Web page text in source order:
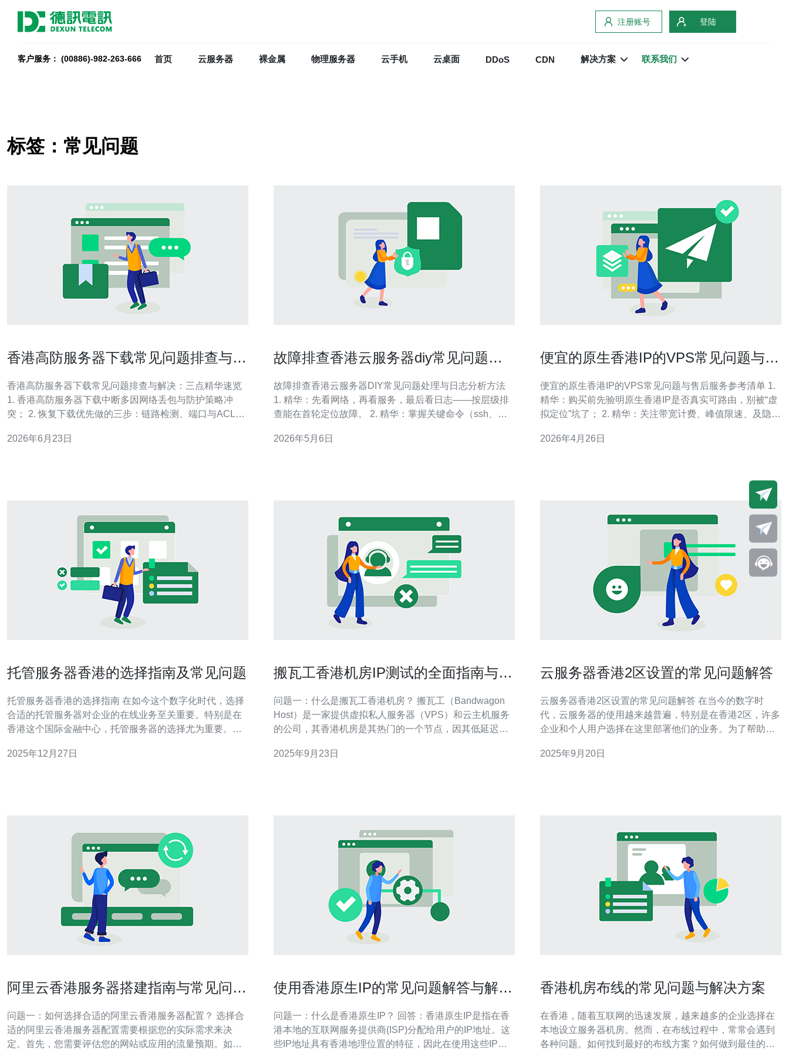
注册账号 登陆
客户服务： (00886)-982-263-666 首页 云服务器 裸金属 物理服务器 云手机 云桌面 DDoS CDN 解决方案 联系我们
标签：常见问题
香港高防服务器下载常见问题排查与解
香港高防服务器下载常见问题排查与解决：三点精华速览
1. 香港高防服务器下载中断多因网络丢包与防护策略冲
突； 2. 恢复下载优先做的三步：链路检测、端口与ACL检
备援，而非单纯提升带宽。 本文由具有多年云主机与网络
2026年6月23日
故障排查香港云服务器diy常见问题处
故障排查香港云服务器DIY常见问题处理与日志分析方法
1. 精华：先看网络，再看服务，最后看日志——按层级排
查能在首轮定位故障。 2. 精华：掌握关键命令（ssh、
本地解决。 3. 精华：日志分析要讲因果（时间轴+关键
2026年5月6日
便宜的原生香港IP的VPS常见问题与售
便宜的原生香港IP的VPS常见问题与售后服务参考清单 1.
精华：购买前先验明原生香港IP是否真实可路由，别被“虚
拟定位”坑了； 2. 精华：关注带宽计费、峰值限速、及隐藏
后能力比价格更关键——看响应时长、故障升级路径与赔
2026年4月26日
托管服务器香港的选择指南及常见问题
托管服务器香港的选择指南 在如今这个数字化时代，选择
合适的托管服务器对企业的在线业务至关重要。特别是在
香港这个国际金融中心，托管服务器的选择尤为重要。本
答，帮助您在众多的服务提供商中做出明智的决策。 以下
2025年12月27日
搬瓦工香港机房IP测试的全面指南与常
问题一：什么是搬瓦工香港机房？ 搬瓦工（Bandwagon
Host）是一家提供虚拟私人服务器（VPS）和云主机服务
的公司，其香港机房是其热门的一个节点，因其低延迟和
地区的用户，能够提供较快的访问速度和稳定的网络连
2025年9月23日
云服务器香港2区设置的常见问题解答
云服务器香港2区设置的常见问题解答 在当今的数字时
代，云服务器的使用越来越普遍，特别是在香港2区，许多
企业和个人用户选择在这里部署他们的业务。为了帮助大
题。 以下是本文的三个精华内容： 1. 如何选择适合的云服
2025年9月20日
阿里云香港服务器搭建指南与常见问题
问题一：如何选择合适的阿里云香港服务器配置？ 选择合
适的阿里云香港服务器配置需要根据您的实际需求来决
定。首先，您需要评估您的网站或应用的流量预期。如果
使用香港原生IP的常见问题解答与解决
问题一：什么是香港原生IP？ 回答：香港原生IP是指在香
港本地的互联网服务提供商(ISP)分配给用户的IP地址。这
些IP地址具有香港地理位置的特征，因此在使用这些IP地
香港机房布线的常见问题与解决方案
在香港，随着互联网的迅速发展，越来越多的企业选择在
本地设立服务器机房。然而，在布线过程中，常常会遇到
各种问题。如何找到最好的布线方案？如何做到最佳的成